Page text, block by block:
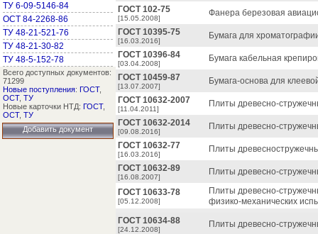
ТУ 6-09-5146-84
ОСТ 84-2268-86
ТУ 48-21-521-76
ТУ 48-21-30-82
ТУ 48-5-152-78
Всего доступных документов:
71299
Новые поступления: ГОСТ,
ОСТ, ТУ
Новые карточки НТД: ГОСТ,
ОСТ, ТУ
Добавить документ
ГОСТ 102-75
[15.05.2008]
Фанера березовая
ГОСТ 10395-75
[16.03.2016]
Бумага для
ГОСТ 10396-84
[03.04.2008]
Бумага кабельная
ГОСТ 10459-87
[13.07.2007]
Бумага-основа для
ГОСТ 10632-2007
[11.04.2011]
Плиты древесно-
ГОСТ 10632-2014
[09.08.2016]
Плиты древесно-
ГОСТ 10632-77
[16.03.2016]
Плиты
ГОСТ 10632-89
[16.08.2007]
Плиты древесно-
ГОСТ 10633-78
[05.12.2008]
Плиты древесно-
физико-механических
ГОСТ 10634-88
[24.12.2008]
Плиты древесно-